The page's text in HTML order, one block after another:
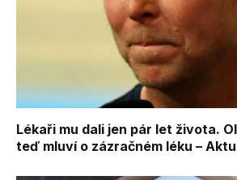
Lékaři mu dali jen pár let života.
teď mluví o zázračném léku –